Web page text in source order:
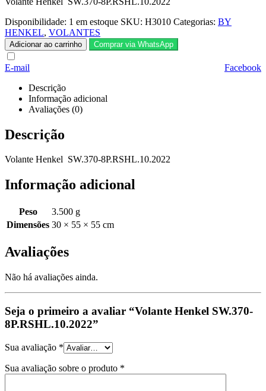
Disponibilidade: 1 em estoque SKU: H3010 Categorias: BY
HENKEL, VOLANTES
Adicionar ao carrinho Comprar via WhatsApp
Facebook
E-mail
Descrição
Informação adicional
Avaliações (0)
Descrição
Volante Henkel SW.370-8P.RSHL.10.2022
Informação adicional
Peso
3.500 g
Dimensões 30 × 55 × 55 cm
Avaliações
Não há avaliações ainda.
Seja o primeiro a avaliar “Volante Henkel SW.370-
8P.RSHL.10.2022”
Sua avaliação *
Sua avaliação sobre o produto *